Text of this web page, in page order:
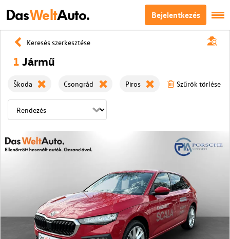
DasWeltAuto. Bejelentkezés
Keresés szerkesztése
1 Jármű
Škoda Csongrád Piros Szűrök törlése